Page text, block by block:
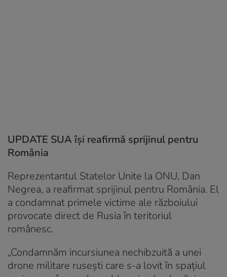
UPDATE SUA își reafirmă sprijinul pentru
România
Reprezentantul Statelor Unite la ONU, Dan
Negrea, a reafirmat sprijinul pentru România. El
a condamnat primele victime ale războiului
provocate direct de Rusia în teritoriul
românesc.
„Condamnăm incursiunea nechibzuită a unei
drone militare ruseşti care s-a lovit în spaţiul